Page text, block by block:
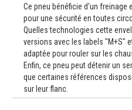
Ce pneu bénéficie d'un
pour une sécurité en toutes
Quelles technologies cette
versions avec les labels "M+S"
adaptée pour rouler sur les
Enfin, ce pneu peut détenir un
que certaines références
sur leur flanc.